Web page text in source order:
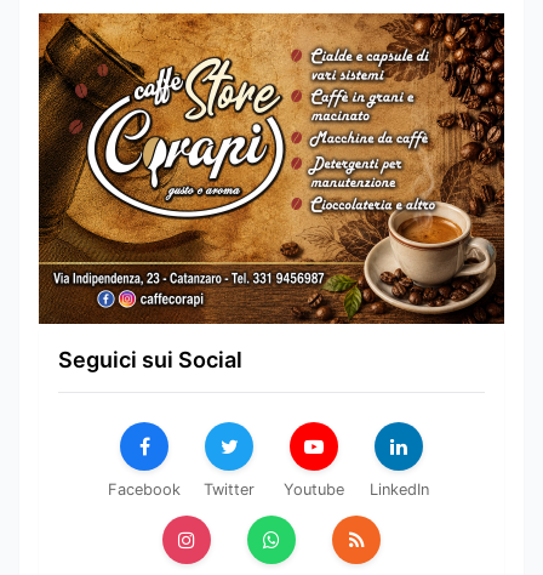
Seguici sui Social
Facebook Twitter Youtube LinkedIn